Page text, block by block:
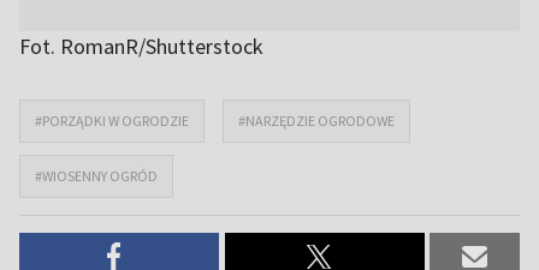
Fot. RomanR/Shutterstock
#PORZĄDKI W OGRODZIE #NARZĘDZIE OGRODOWE
#WIOSENNY OGRÓD